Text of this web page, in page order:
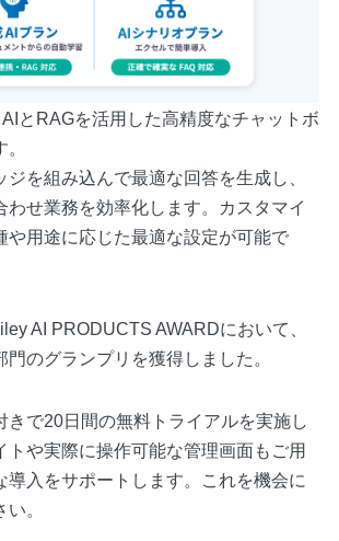
とRAGを活用した高精度なチャットボ
を組み込んで最適な回答を生成し、
わせ業務を効率化します。カスタマイ
や用途に応じた最適な設定が可能で
AI PRODUCTS AWARDにおいて、
のグランプリを獲得しました。
きで20日間の無料トライアルを実施し
トや実際に操作可能な管理画面もご用
導入をサポートします。これを機会に
。